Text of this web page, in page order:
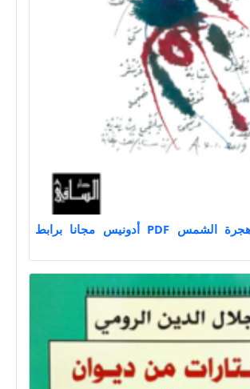
تحميل كتاب هجرة الشمس PDF أدونيس مجانا برابط